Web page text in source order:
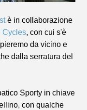
è in collaborazione
Cycles, con cui s'è
da vicino e
dalla serratura del
Sporty in chiave
con qualche